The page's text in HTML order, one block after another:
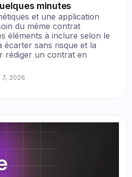
minutes
et une application
du même contrat
éléments à inclure selon le
écarter sans risque et la
rédiger un contrat en
7, 2026